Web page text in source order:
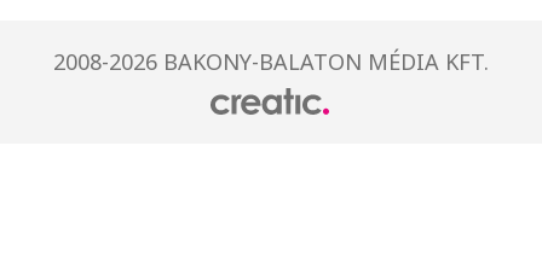
2008-2026 BAKONY-BALATON MÉDIA KFT.